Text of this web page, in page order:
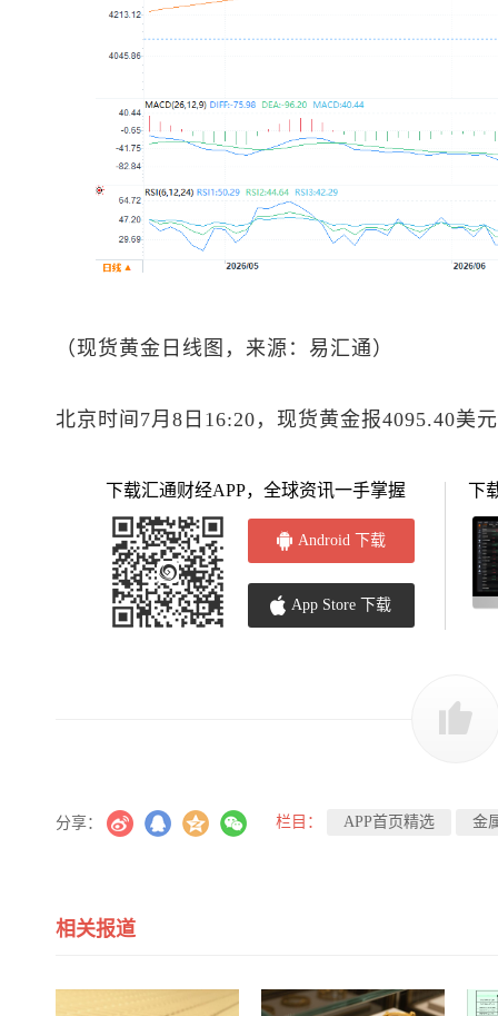
（现货黄金 日线图，来源：易汇通）
北京时间7月8日16:20， 现货黄金报4095.40美
下载汇通财经APP，全球资讯一手掌握
Android 下载
App Store 下载
下
分享： 栏目： APP首页精选 金
相关报道